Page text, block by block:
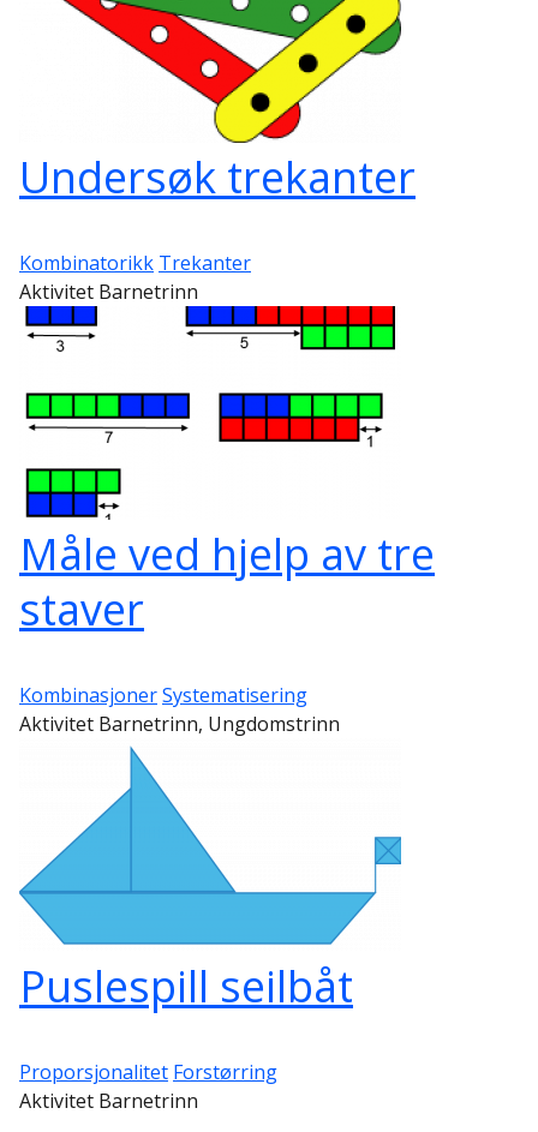
Undersøk trekanter
Kombinatorikk Trekanter
Aktivitet Barnetrinn
Måle ved hjelp av tre
staver
KombinasjonerSystematisering
Aktivitet Barnetrinn, Ungdomstrinn
Puslespill seilbåt
Proporsjonalitet Forstørring
Aktivitet Barnetrinn